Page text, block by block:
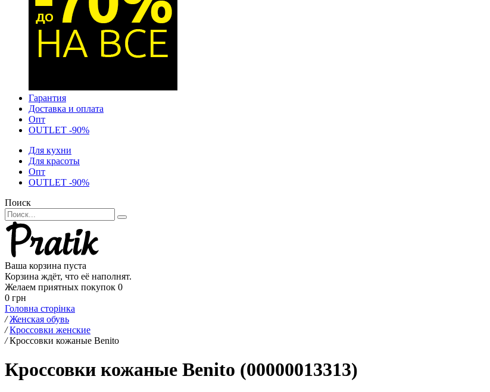
Гарантия
Доставка и оплата
Опт
OUTLET -90%
Для кухни
Для красоты
Опт
OUTLET -90%
Поиск
Ваша корзина пуста
Корзина ждёт, что её наполнят.
Желаем приятных покупок 0
0 грн
Головна сторінка
/ Женская обувь
/ Кроссовки женские
/ Кроссовки кожаные Benito
Кроссовки кожаные Benito (00000013313)